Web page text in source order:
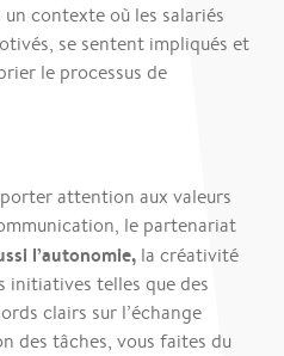
contexte où les salariés
se sentent impliqués et
le processus de
attention aux valeurs
le partenariat
l’autonomie, la créativité
initiatives telles que des
clairs sur l’échange
des tâches, vous faites du